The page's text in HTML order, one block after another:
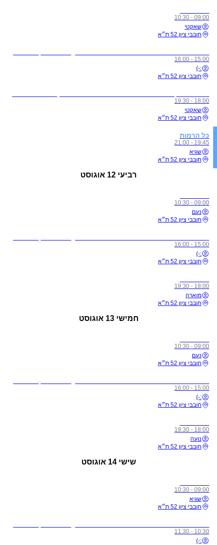
09:00 - 10:30
שאקטי
חובבי ציון 52 ת״א
15:00 - 16:00
:-)
חובבי ציון 52 ת״א
18:00 - 19:30
שאקטי
חובבי ציון 52 ת״א
כל הרמות
19:45 - 21:00
שגיא
חובבי ציון 52 ת״א
רביעי 12 אוגוסט
09:00 - 10:30
נעם
חובבי ציון 52 ת״א
15:00 - 16:00
:-)
חובבי ציון 52 ת״א
18:00 - 19:30
מוארה
חובבי ציון 52 ת״א
חמישי 13 אוגוסט
09:00 - 10:30
נעם
חובבי ציון 52 ת״א
15:00 - 16:00
:-)
חובבי ציון 52 ת״א
18:00 - 19:30
נועה
חובבי ציון 52 ת״א
שישי 14 אוגוסט
09:00 - 10:30
שגיא
חובבי ציון 52 ת״א
10:30 - 11:30
:-)